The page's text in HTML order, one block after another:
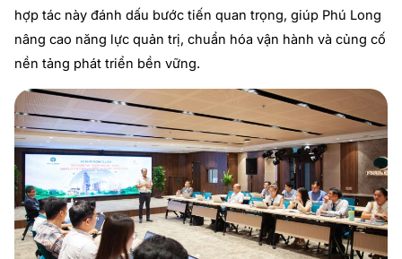
hợp tác này đánh dấu bước tiến quan trọng, giúp Phú Long
nâng cao năng lực quản trị, chuẩn hóa vận hành và củng cố
nền tảng phát triển bền vững.